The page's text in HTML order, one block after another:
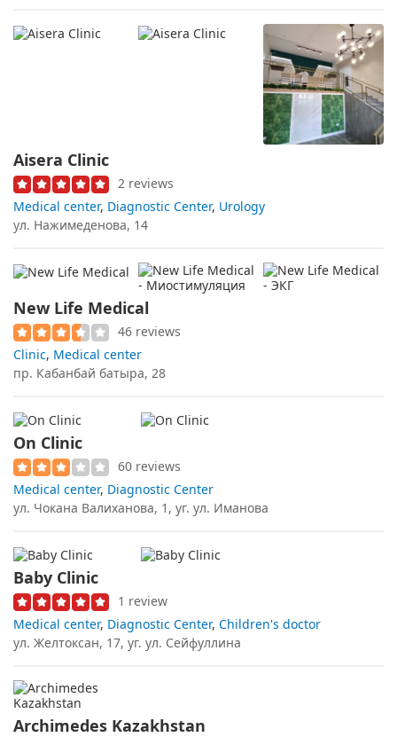
Aisera Clinic
2 reviews
Medical center, Diagnostic Center, Urology
ул. Нажимеденова, 14
New Life Medical
46 reviews
Clinic, Medical center
пр. Кабанбай батыра, 28
On Clinic
60 reviews
Medical center, Diagnostic Center
ул. Чокана Валиханова, 1, уг. ул. Иманова
Baby Clinic
1 review
Medical center, Diagnostic Center, Children's doctor
ул. Желтоксан, 17, уг. ул. Сейфуллина
Archimedes Kazakhstan